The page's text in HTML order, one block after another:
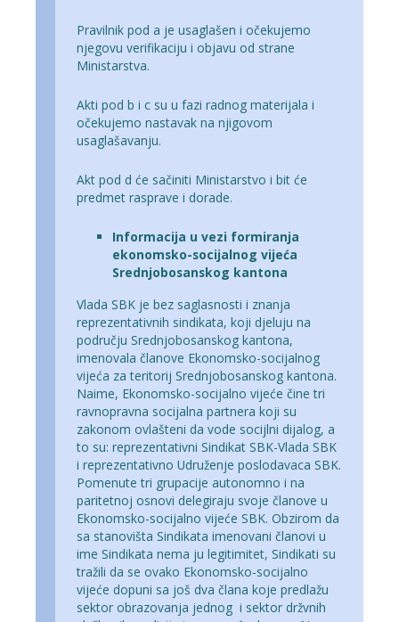
Pravilnik pod a je usaglašen i očekujemo
njegovu verifikaciju i objavu od strane
Ministarstva.
Akti pod b i c su u fazi radnog materijala i
očekujemo nastavak na njigovom
usaglašavanju.
Akt pod d će sačiniti Ministarstvo i bit će
predmet rasprave i dorade.
Informacija u vezi formiranja
ekonomsko-socijalnog vijeća
Srednjobosanskog kantona
Vlada SBK je bez saglasnosti i znanja
reprezentativnih sindikata, koji djeluju na
području Srednjobosanskog kantona,
imenovala članove Ekonomsko-socijalnog
vijeća za teritorij Srednjobosanskog kantona.
Naime, Ekonomsko-socijalno vijeće čine tri
ravnopravna socijalna partnera koji su
zakonom ovlašteni da vode socijlni dijalog, a
to su: reprezentativni Sindikat SBK-Vlada SBK
i reprezentativno Udruženje poslodavaca SBK.
Pomenute tri grupacije autonomno i na
paritetnoj osnovi delegiraju svoje članove u
Ekonomsko-socijalno vijeće SBK. Obzirom da
sa stanovišta Sindikata imenovani članovi u
ime Sindikata nema ju legitimitet, Sindikati su
tražili da se ovako Ekonomsko-socijalno
vijeće dopuni sa još dva člana koje predlažu
sektor obrazovanja jednog i sektor držvnih